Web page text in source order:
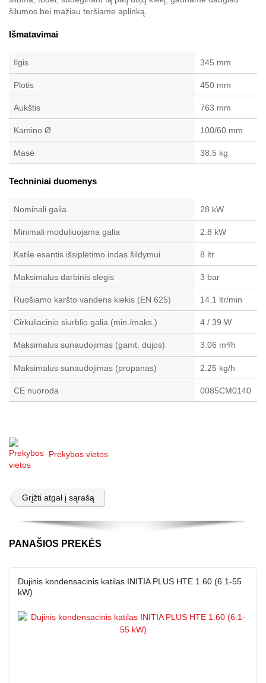
šilumos bei mažiau teršiame aplinką.
Išmatavimai
Ilgis 345 mm
Plotis 450 mm
Aukštis 763 mm
Kamino Ø 100/60 mm
Masė 38.5 kg
Techniniai duomenys
Nominali galia 28 kW
Minimali moduliuojama galia 2.8 kW
Katile esantis išsiplėtimo indas šildymui 8 ltr
Maksimalus darbinis slėgis 3 bar
Ruošiamo karšto vandens kiekis (EN 625) 14.1 ltr/min
Cirkuliacinio siurblio galia (min./maks.) 4 / 39 W
Maksimalus sunaudojimas (gamt. dujos) 3.06 m³/h
Maksimalus sunaudojimas (propanas) 2.25 kg/h
CE nuoroda 0085CM0140
Prekybos vietos
Grįžti atgal į sąrašą
PANAŠIOS PREKĖS
Dujinis kondensacinis katilas INITIA PLUS HTE 1.60 (6.1-55
kW)